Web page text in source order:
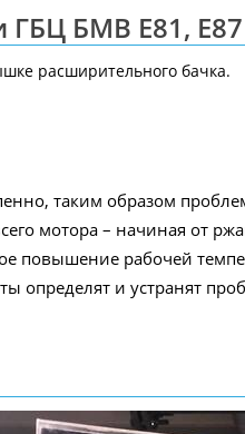
БМВ E81, E87
расширительного бачка.
таким образом
мотора – начиная от
повышение рабочей
определят и устранят